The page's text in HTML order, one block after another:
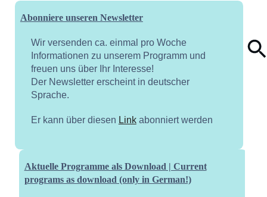
Abonniere unseren Newsletter
Wir versenden ca. einmal pro Woche
Informationen zu unserem Programm und
freuen uns über Ihr Interesse!
Der Newsletter erscheint in deutscher
Sprache.
Er kann über diesen Linkabonniert werden
Aktuelle Programme als Download | Current
programs as download (only in German!)